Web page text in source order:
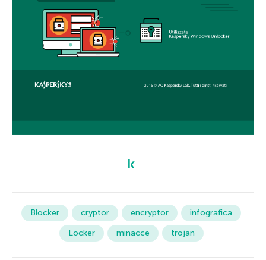
Blocker cryptor encryptor
infografica
Locker
minacce trojan